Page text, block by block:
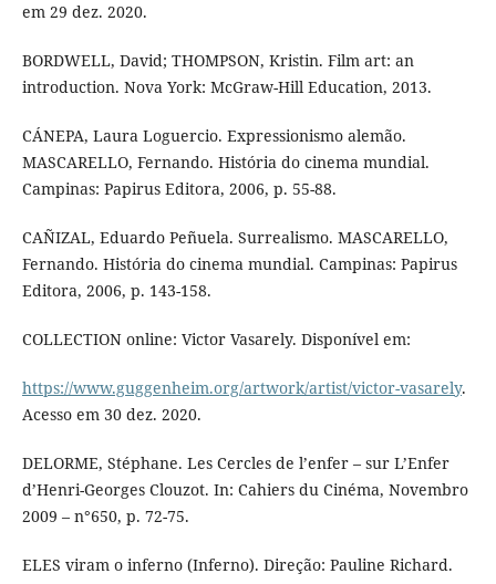
em 29 dez. 2020.
BORDWELL, David; THOMPSON, Kristin. Film art: an
introduction. Nova York: McGraw-Hill Education, 2013.
CÁNEPA, Laura Loguercio. Expressionismo alemão.
MASCARELLO, Fernando. História do cinema mundial.
Campinas: Papirus Editora, 2006, p. 55-88.
CAÑIZAL, Eduardo Peñuela. Surrealismo. MASCARELLO,
Fernando. História do cinema mundial. Campinas: Papirus
Editora, 2006, p. 143-158.
COLLECTION online: Victor Vasarely. Disponível em:
https://www.guggenheim.org/artwork/artist/victor-vasarely.
Acesso em 30 dez. 2020.
DELORME, Stéphane. Les Cercles de l’enfer – sur L’Enfer
d’Henri-Georges Clouzot. In: Cahiers du Cinéma, Novembro
2009 – n°650, p. 72-75.
ELES viram o inferno (Inferno). Direção: Pauline Richard.